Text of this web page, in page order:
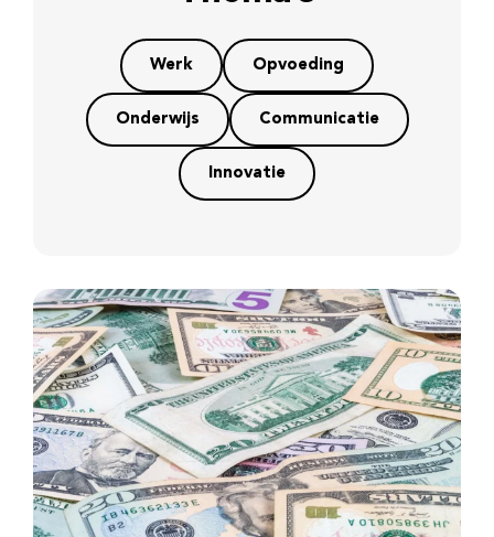
Werk Opvoeding
Onderwijs Communicatie
Innovatie